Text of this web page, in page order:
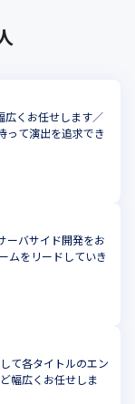
に派遣し、プロジ
アントのプロジ
トしています。
ています。
広くお任せします／
って演出を追求でき
ーバサイド開発をお
ムをリードしていき
て各タイトルのエン
幅広くお任せしま